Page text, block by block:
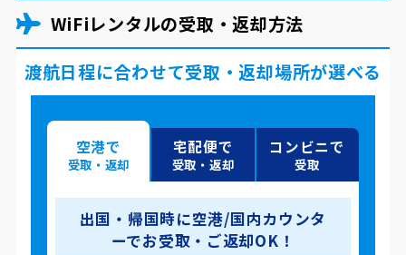
WiFiレンタルの受取・返却方法
渡航日程に合わせて受取・返却場所が選べる
空港で
受取・返却
宅配便で
受取・返却
コンビニで
受取
出国・帰国時に空港/国内カウンタ
ーでお受取・ご返却OK！